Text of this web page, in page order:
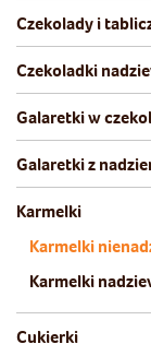
Czekolady i
Czekoladki
Galaretki w
Galaretki z
Karmelki
Karmelki
Karmelki
Cukierki